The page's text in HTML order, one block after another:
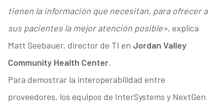
tienen la información que necesitan, para ofrecer a
sus pacientes la mejor atención posible», explica
Matt Seebauer, director de TI en Jordan Valley
Community Health Center.
Para demostrar la interoperabilidad entre
proveedores, los equipos de InterSystems y NextGen